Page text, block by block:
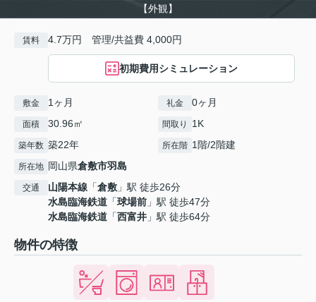
【外観】
賃料 4.7万円 管理/共益費 4,000円
初期費用シミュレーション
敷金 1ヶ月 礼金 0ヶ月
面積 30.96㎡ 間取り 1K
築年数 築22年 所在階 1階/2階建
所在地 岡山県倉敷市羽島
交通 山陽本線 「倉敷 」駅 徒歩26分
水島臨海鉄道 「球場前 」駅 徒歩47分
水島臨海鉄道 「西富井 」駅 徒歩64分
物件の特徴